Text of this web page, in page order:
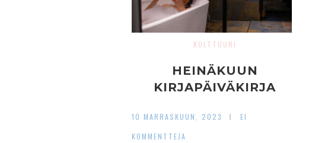
KULTTUURI
HEINÄKUUN
KIRJAPÄIVÄKIRJA
10 MARRASKUUN, 2023
EI
KOMMENTTEJA